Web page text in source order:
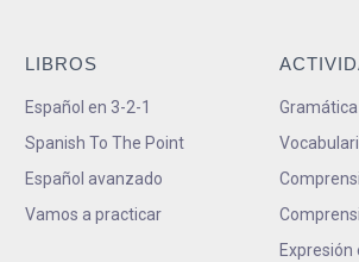
LIBROS
Español en 3-2-1
Spanish To The Point
Español avanzado
Vamos a practicar
Gramática
Expresión